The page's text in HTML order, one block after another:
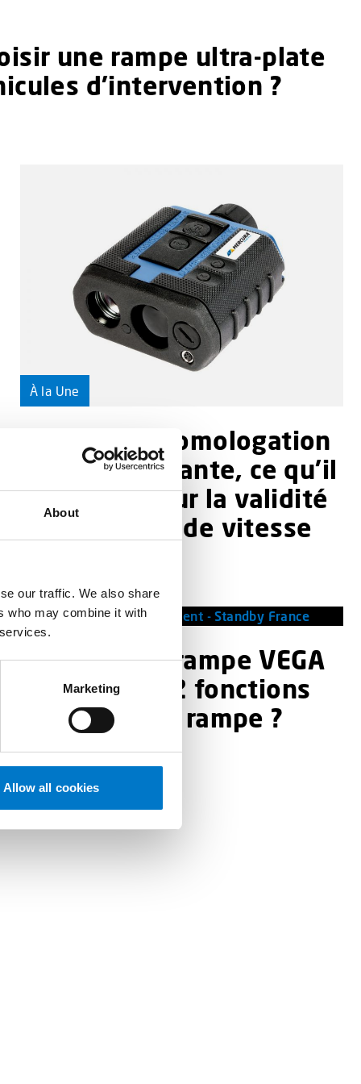
About
our traffic. We also share
who may combine it with
Marketing
Allow all cookies
une rampe ultra-plate
d’intervention ?
À la Une
TruSpeed : homologation
et force probante, ce qu’il
faut savoir sur la validité
des mesures de vitesse
À la Une
Comment la rampe VEGA
FX combine 2 fonctions
en une seule rampe ?
2026-05-21